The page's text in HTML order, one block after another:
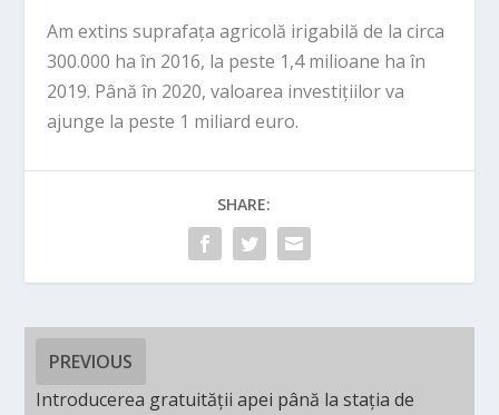
Am extins suprafața agricolă irigabilă de la circa
300.000 ha în 2016, la peste 1,4 milioane ha în
2019. Până în 2020, valoarea investițiilor va
ajunge la peste 1 miliard euro.
SHARE:
PREVIOUS
Introducerea gratuității apei până la stația de